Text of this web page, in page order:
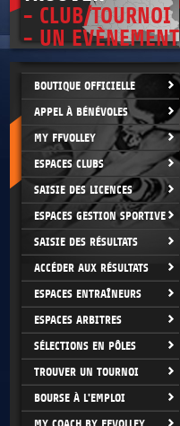
- CLUB/TOURNOI
- UN EVÈNEMENT
BOUTIQUE OFFICIELLE
APPEL À BÉNÉVOLES
MY FFVOLLEY
ESPACES CLUBS
SAISIE DES LICENCES
ESPACES GESTION SPORTIVE
SAISIE DES RÉSULTATS
ACCÉDER AUX RÉSULTATS
ESPACES ENTRAÎNEURS
ESPACES ARBITRES
SÉLECTIONS EN PÔLES
TROUVER UN TOURNOI
BOURSE À L'EMPLOI